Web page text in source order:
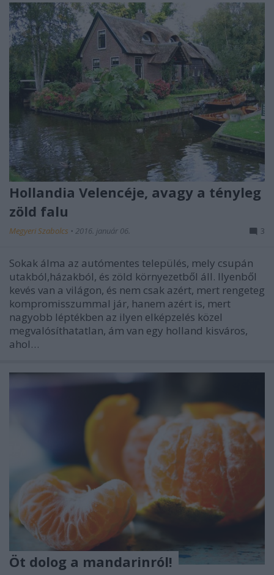
Hollandia Velencéje, avagy a tényleg
zöld falu
Megyeri Szabolcs • 2016. január 06. 3
Sokak álma az autómentes település, mely csupán
utakból,házakból, és zöld környezetből áll. Ilyenből
kevés van a világon, és nem csak azért, mert rengeteg
kompromisszummal jár, hanem azért is, mert
nagyobb léptékben az ilyen elképzelés közel
megvalósíthatatlan, ám van egy holland kisváros,
ahol…
Öt dolog a mandarinról!